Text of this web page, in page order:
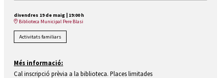
divendres 19 de maig | 19:00 h
Biblioteca Municipal Pere Blasi
Activitats familiars
Més informació:
Cal inscripció prèvia a la biblioteca. Places limitades